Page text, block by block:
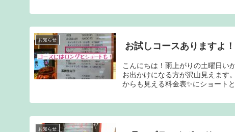
お知らせ
お試しコースありますよ！
こんにちは！雨上がりの土曜日い
お出かけになる方が沢山見えます
からも見える料金表✨にショート
お知らせ